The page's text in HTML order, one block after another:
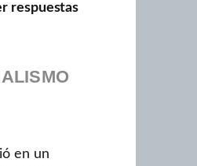
respuestas
en un